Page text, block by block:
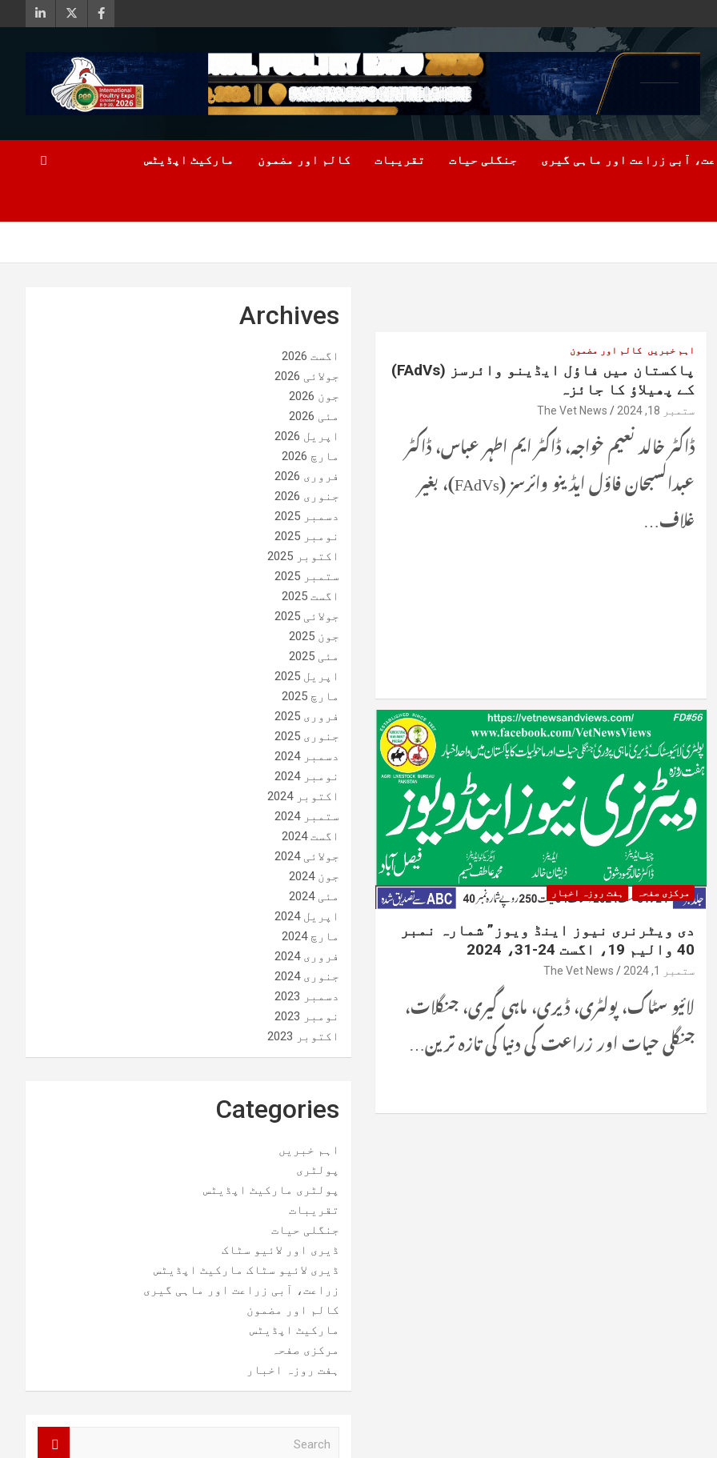
آبی زراعت اور ماہی گیری جنگلی حیات تقریبات کالم اور مضمون مارکیٹ اپڈیٹس
اہم خبریں کالم اور مضمون
پاکستان میں فاؤل ایڈینو وائرسز (FAdVs)
کے پھیلاؤ کا جائزہ
ستمبر 18, 2024 The Vet News
ڈاکٹر خالد نعیم خواجہ، ڈاکٹر ایم اطہر عباس، ڈاکٹر
عبدالسبحان فاؤل ایڈینو وائرسز (FAdVs)، بغیر
غلاف…
مرکزی صفحہ ہفت روزہ اخبار
دی ویٹرنری نیوز اینڈ ویوز” شمارہ نمبر
40 والیم 19، اگست 24-31، 2024
ستمبر 1, 2024 The Vet News
لائیو سٹاک، پولٹری، ڈیری، ماہی گیری، جنگلات،
جنگلی حیات اور زراعت کی دنیا کی تازہ ترین…
Archives
اگست 2026
جولائی 2026
جون 2026
مئی 2026
اپریل 2026
مارچ 2026
فروری 2026
جنوری 2026
دسمبر 2025
نومبر 2025
اکتوبر 2025
ستمبر 2025
اگست 2025
جولائی 2025
جون 2025
مئی 2025
اپریل 2025
مارچ 2025
فروری 2025
جنوری 2025
دسمبر 2024
نومبر 2024
اکتوبر 2024
ستمبر 2024
اگست 2024
جولائی 2024
جون 2024
مئی 2024
اپریل 2024
مارچ 2024
فروری 2024
جنوری 2024
دسمبر 2023
نومبر 2023
اکتوبر 2023
Categories
اہم خبریں
پولٹری
پولٹری مارکیٹ اپڈیٹس
تقریبات
جنگلی حیات
ڈیری اور لائیو سٹاک
ڈیری لائیو سٹاک مارکیٹ اپڈیٹس
زراعت، آبی زراعت اور ماہی گیری
کالم اور مضمون
مارکیٹ اپڈیٹس
مرکزی صفحہ
ہفت روزہ اخبار